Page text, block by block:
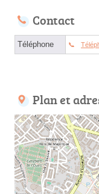
Contact
Téléphone
Plan et